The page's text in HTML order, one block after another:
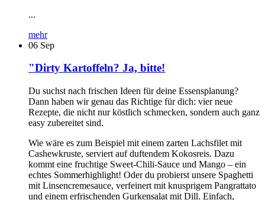
...
mehr
06 Sep
"Dirty Kartoffeln? Ja, bitte!
Du suchst nach frischen Ideen für deine Essensplanung?
Dann haben wir genau das Richtige für dich: vier neue
Rezepte, die nicht nur köstlich schmecken, sondern auch ganz
easy zubereitet sind.
Wie wäre es zum Beispiel mit einem zarten Lachsfilet mit
Cashewkruste, serviert auf duftendem Kokosreis. Dazu
kommt eine fruchtige Sweet-Chili-Sauce und Mango – ein
echtes Sommerhighlight! Oder du probierst unsere Spaghetti
mit Linsencremesauce, verfeinert mit knusprigem Pangrattato
und einem erfrischenden Gurkensalat mit Dill. Einfach,